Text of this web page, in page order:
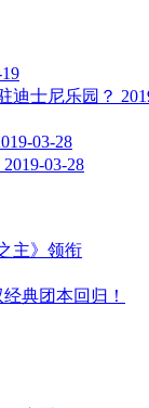
迪士尼乐园？
03-28
2019-03-28
主》领衔
典团本回归！